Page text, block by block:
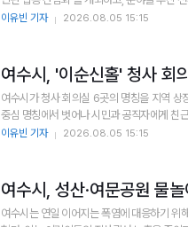
이유빈 기자 2026.08.05 15:15
여수시, '이순신홀' 청사 회
여수시가 청사 회의실 6곳의 명칭을 지역 상징성과 역사
중심 명칭에서 벗어나 시민과 공직자에게 친
이유빈 기자 2026.08.05 15:15
여수시, 성산·여문공원 물
여수시는 연일 이어지는 폭염에 대응하기 위